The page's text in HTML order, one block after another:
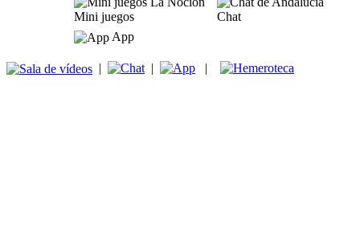
Mini juegos
Chat
App
| | |